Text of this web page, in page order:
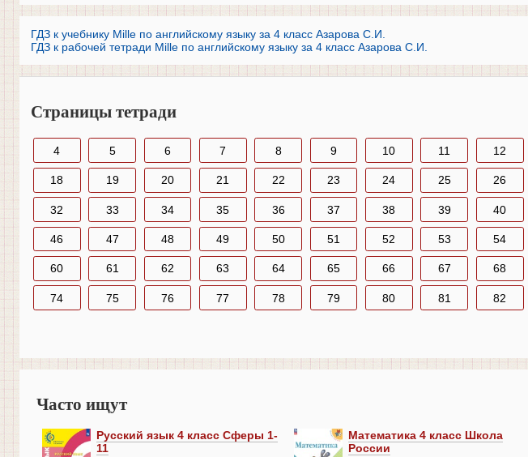
ГДЗ к учебнику Mille по английскому языку за 4 класс Азарова С.И.
ГДЗ к рабочей тетради Mille по английскому языку за 4 класс Азарова С.И.
Страницы тетради
4 5 6 7 8 9 10 11 12
18 19 20 21 22 23 24 25 26
32 33 34 35 36 37 38 39 40
46 47 48 49 50 51 52 53 54
60 61 62 63 64 65 66 67 68
74 75 76 77 78 79 80 81 82
Часто ищут
Русский язык 4 класс Сферы 1-
11
Математика 4 класс Школа
России